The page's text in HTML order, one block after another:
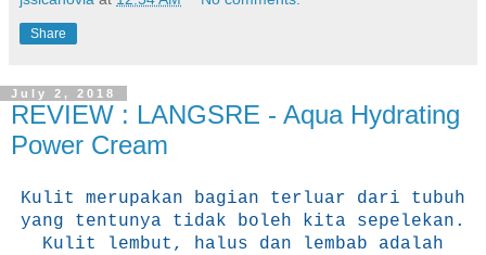
Share
July 2, 2018
REVIEW : LANGSRE - Aqua Hydrating
Power Cream
Kulit merupakan bagian terluar dari tubuh
yang tentunya tidak boleh kita sepelekan.
Kulit lembut, halus dan lembab adalah